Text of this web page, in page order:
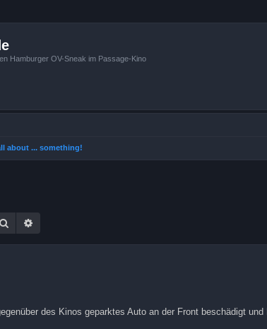
Hamburger OV-Sneak im Passage-Kino
about ... something!
Suche
des Kinos geparktes Auto an der Front beschädigt und